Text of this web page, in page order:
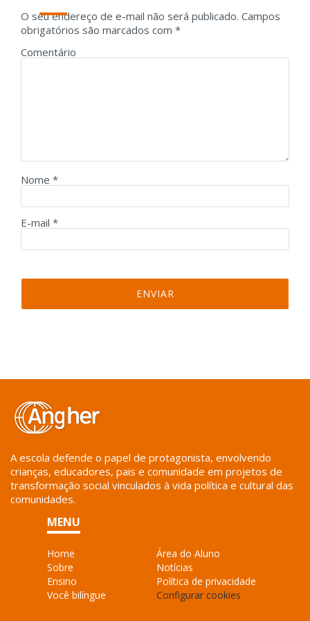
O seu endereço de e-mail não será publicado. Campos
obrigatórios são marcados com *
Comentário
Nome *
E-mail *
A escola defende o papel de protagonista, envolvendo
crianças, educadores, pais e comunidade em projetos de
transformação social vinculados à vida política e cultural das
comunidades.
MENU
Home
Sobre
Ensino
Você bilíngue
Área do Aluno
Notícias
Política de privacidade
Configurar cookies